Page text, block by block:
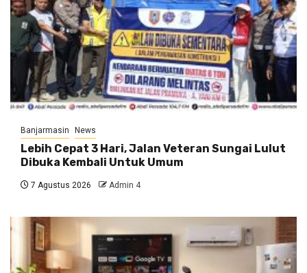
Banjarmasin News
Lebih Cepat 3 Hari, Jalan Veteran Sungai Lulut
Dibuka Kembali Untuk Umum
7 Agustus 2026 Admin 4